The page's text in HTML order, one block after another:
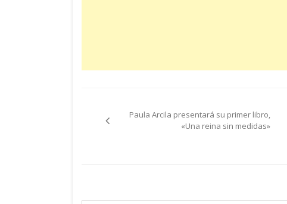
de
Paula Arcila presentará su primer libro,
«Una reina sin medidas»